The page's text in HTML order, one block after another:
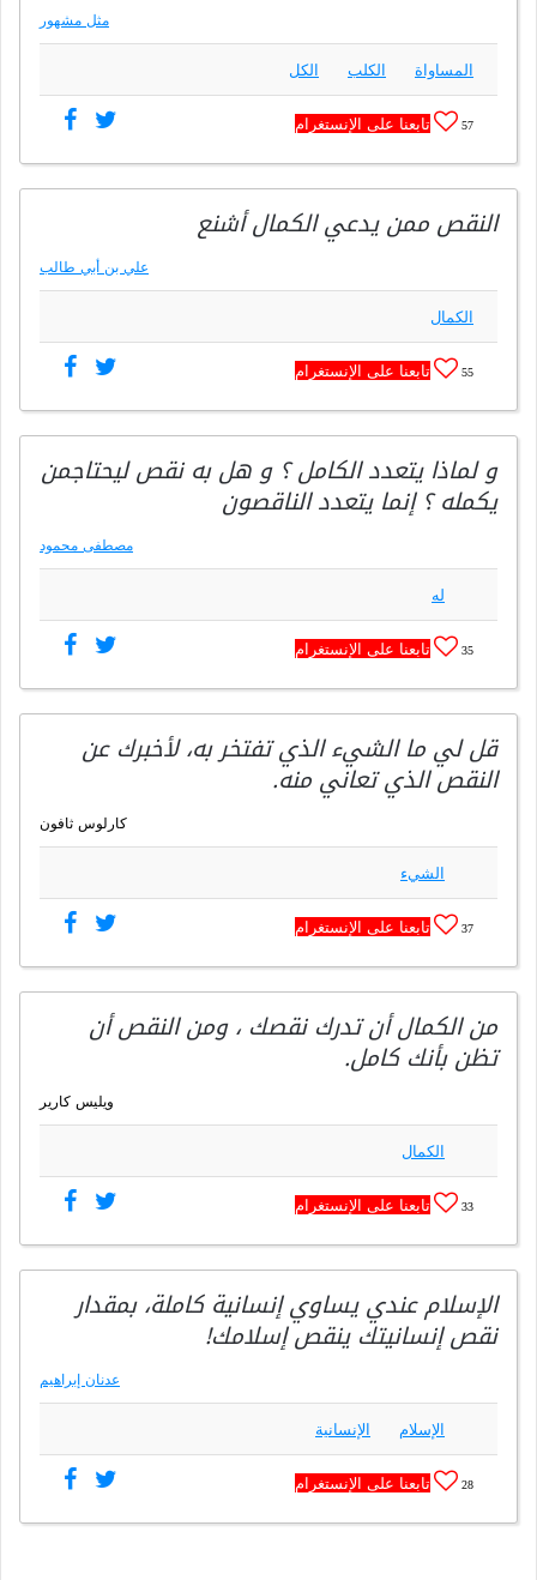
مثل مشهور
المساواة الكلب الكل
57 تابعنا على الإنستغرام
النقص ممن يدعي الكمال أشنع
علي بن أبي طالب
الكمال
55 تابعنا على الإنستغرام
و لماذا يتعدد الكامل ؟ و هل به نقص ليحتاجمن
يكمله ؟ إنما يتعدد الناقصون
مصطفى محمود
له
35 تابعنا على الإنستغرام
قل لي ما الشيء الذي تفتخر به، لأخبرك عن
النقص الذي تعاني منه.
كارلوس ثافون
الشيء
37 تابعنا على الإنستغرام
من الكمال أن تدرك نقصك ، ومن النقص أن
تظن بأنك كامل.
ويليس كارير
الكمال
33 تابعنا على الإنستغرام
الإسلام عندي يساوي إنسانية كاملة، بمقدار
نقص إنسانيتك ينقص إسلامك!
عدنان إبراهيم
الإسلام الإنسانية
28 تابعنا على الإنستغرام